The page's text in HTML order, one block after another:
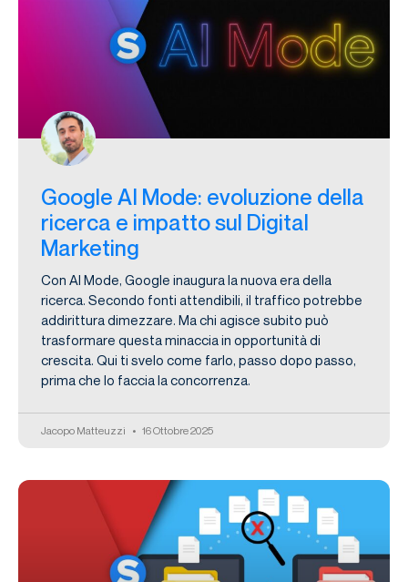
Google AI Mode: evoluzione della
ricerca e impatto sul Digital
Marketing
Con AI Mode, Google inaugura la nuova era della
ricerca. Secondo fonti attendibili, il traffico potrebbe
addirittura dimezzare. Ma chi agisce subito può
trasformare questa minaccia in opportunità di
crescita. Qui ti svelo come farlo, passo dopo passo,
prima che lo faccia la concorrenza.
Jacopo Matteuzzi 16 Ottobre 2025